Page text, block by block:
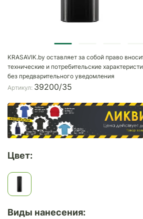
KRASAVIK.by оставляет за собой право
технические и потребительские
без предварительного уведомления
Артикул: 39200/35
Цвет:
Виды нанесения: